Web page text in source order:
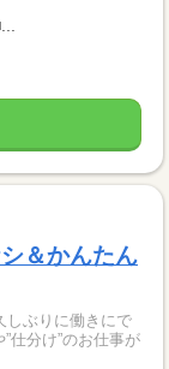
＆かんたん
しぶりに働きにで